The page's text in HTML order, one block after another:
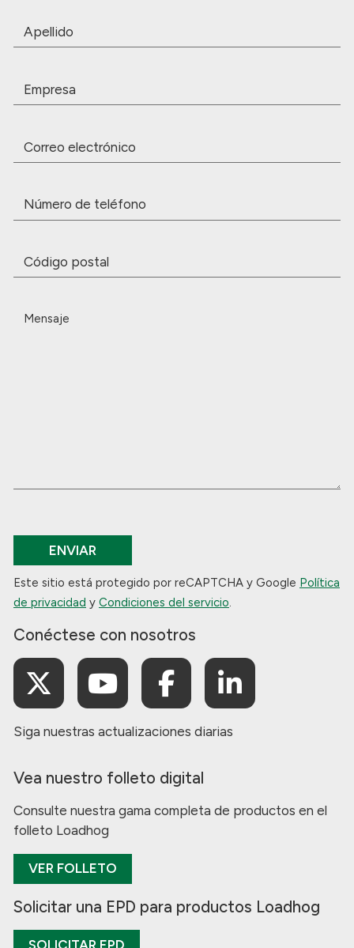
Apellidos
Empresa
Correo
electrónico
Número
de
Código
postal
Mensaje
ENVIAR
Este sitio está protegido por reCAPTCHA y Google Política
de privacidad y Condiciones del servicio.
Conéctese con nosotros
Siga nuestras actualizaciones diarias
Vea nuestro folleto digital
Consulte nuestra gama completa de productos en el
folleto Loadhog
VER FOLLETO
Solicitar una EPD para productos Loadhog
SOLICITAR EPD